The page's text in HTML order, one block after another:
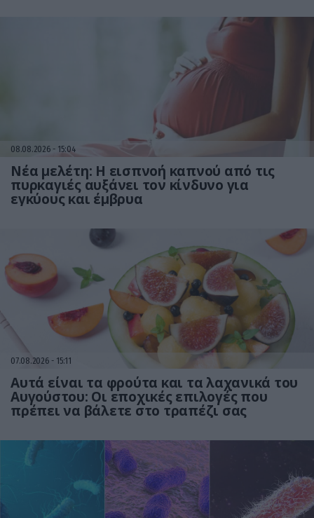
08.08.2026 15:04
Νέα μελέτη: Η εισπνοή καπνού από τις
πυρκαγιές αυξάνει τον κίνδυνο για
εγκύους και έμβρυα
07.08.2026 15:11
Αυτά είναι τα φρούτα και τα λαχανικά του
Αυγούστου: Οι εποχικές επιλογές που
πρέπει να βάλετε στο τραπέζι σας